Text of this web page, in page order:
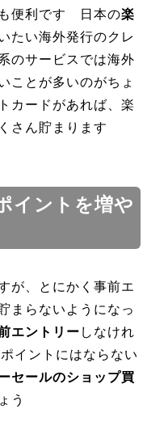
便利です 日本の楽
たい海外発行のクレ
のサービスでは海外
ことが多いのがちょ
カードがあれば、楽
さん貯まります
イントを増や
が、とにかく事前エ
まらないようになっ
エントリー しなけれ
イントにはならない
セールのショップ買
う